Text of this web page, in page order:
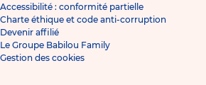
Accessibilité : conformité partielle
Charte éthique et code anti-corruption
Devenir affilié
Le Groupe Babilou Family
Gestion des cookies